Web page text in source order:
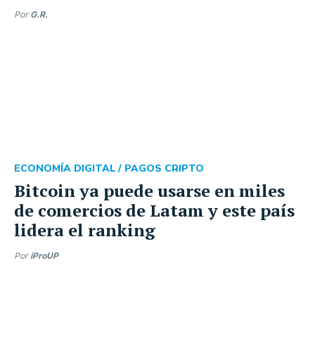
Por G.R.
Bitcoin ya puede usarse en miles
de comercios de Latam y este país
lidera el ranking
ECONOMÍA DIGITAL / PAGOS CRIPTO
Por iProUP